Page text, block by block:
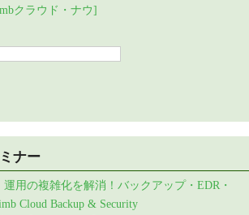
クラウド・ナウ]
ナー
運用の複雑化を解消！バックアップ・EDR・
Cloud Backup & Security